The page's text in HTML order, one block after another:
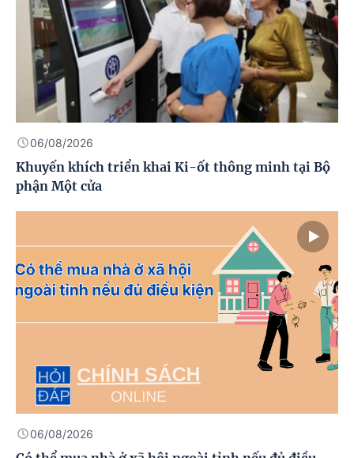
06/08/2026
Khuyến khích triển khai Ki-ốt thông minh tại Bộ
phận Một cửa
06/08/2026